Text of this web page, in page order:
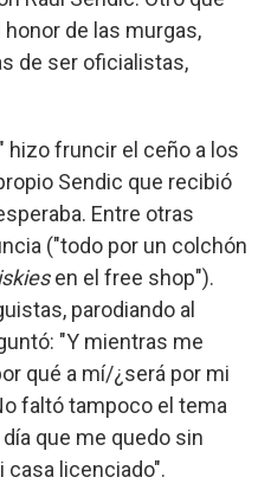
de las murgas,
de ser oficialistas,
hizo fruncir el ceño a los
Sendic que recibió
Entre otras
("todo por un colchón
en el free shop").
parodiando al
"Y mientras me
qué a mí/¿será por mi
faltó tampoco el tema
que me quedo sin
casa licenciado".